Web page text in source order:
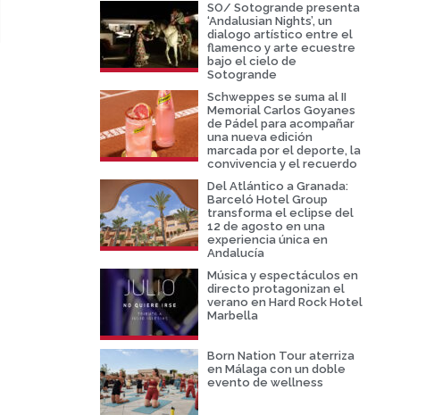
SO/ Sotogrande presenta
‘Andalusian Nights’, un
dialogo artístico entre el
flamenco y arte ecuestre
bajo el cielo de
Sotogrande
Schweppes se suma al II
Memorial Carlos Goyanes
de Pádel para acompañar
una nueva edición
marcada por el deporte, la
convivencia y el recuerdo
Del Atlántico a Granada:
Barceló Hotel Group
transforma el eclipse del
12 de agosto en una
experiencia única en
Andalucía
Música y espectáculos en
directo protagonizan el
verano en Hard Rock Hotel
Marbella
Born Nation Tour aterriza
en Málaga con un doble
evento de wellness